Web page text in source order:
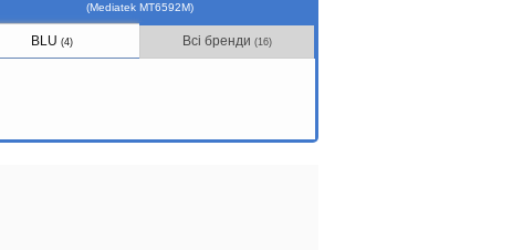
(Mediatek MT6592M)
BLU(4) Всі бренди (16)